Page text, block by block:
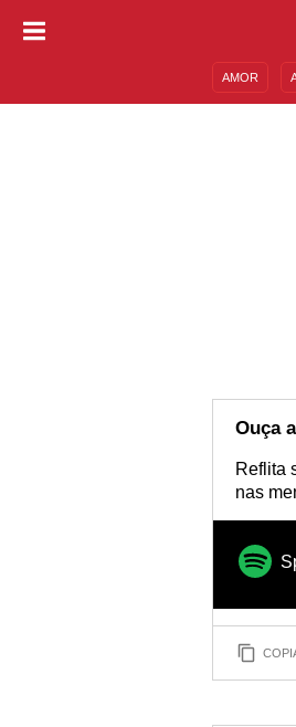
AMOR
Ouça
Reflita
nas